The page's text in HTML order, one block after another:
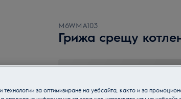
M6WMA103
Грижа срещу
технологии за оптимизиране на уебсайта, както и за